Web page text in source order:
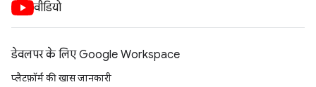
वीडियो
डेवलपर के लिए Google Workspace
प्लैटफ़ॉर्म की खास जानकारी